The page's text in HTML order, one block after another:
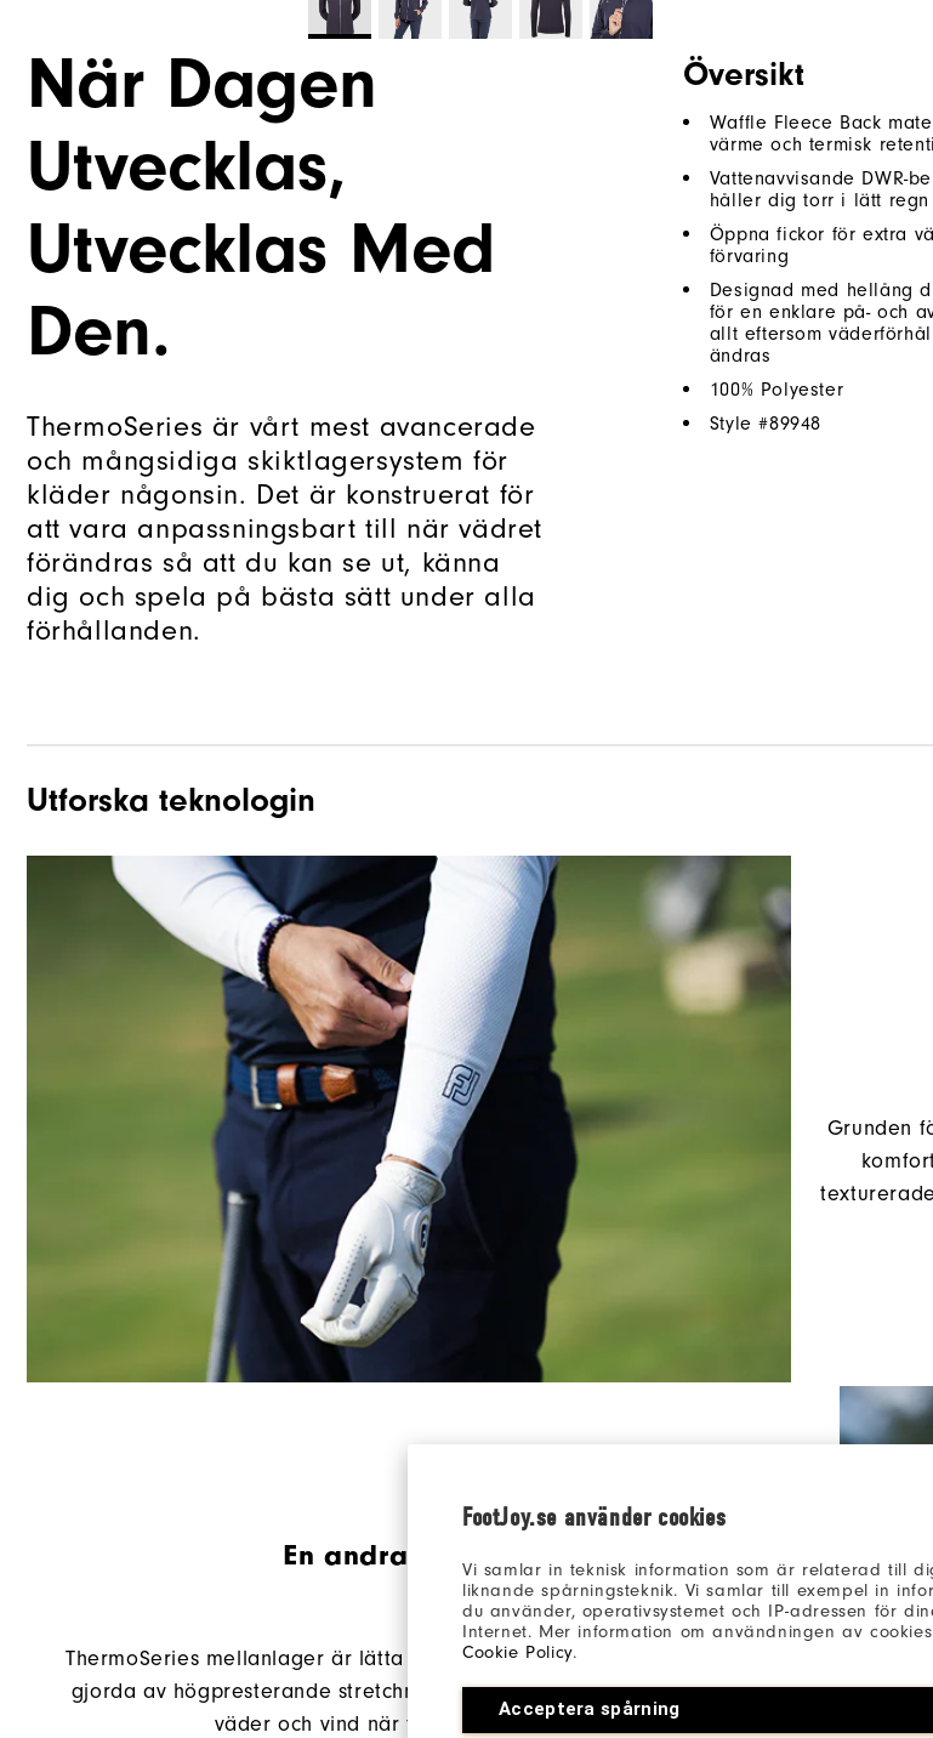
FootJoy.se använder cookies
Vi samlar in teknisk information som är relaterad till
liknande spårningsteknik. Vi samlar till exempel in
du använder, operativsystemet och IP-adressen för
Internet. Mer information om användningen av
Cookie Policy.
Acceptera spårning
När Dagen
Utvecklas,
Utvecklas Med
Den.
ThermoSeries är vårt mest avancerade
och mångsidiga skiktlagersystem för
kläder någonsin. Det är konstruerat för
att vara anpassningsbart till när vädret
förändras så att du kan se ut, känna
dig och spela på bästa sätt under alla
förhållanden.
Översikt
Waffle Fleece Back
värme och termisk
Vattenavvisande DWR-
håller dig torr i lätt regn
Öppna fickor för extra
förvaring
Designad med hellång
för en enklare på- och
allt eftersom
ändras
100% Polyester
Style #89948
Utforska teknologin
Grunden
En andra försvarslinje
ThermoSeries mellanlager är lätta och idealiska som lager-på-lager. De är
gjorda av högpresterande stretchmaterial som ger mångsidigt skydd mot
väder och vind när förhållandena förändras.